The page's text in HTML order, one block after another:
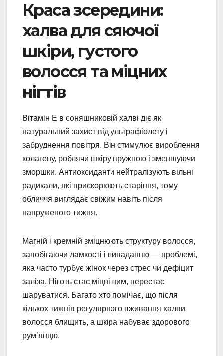
Краса зсередини:
халва для сяючої
шкіри, густого
волосся та міцних
нігтів
Вітамін Е в соняшниковій халві діє як
натуральний захист від ультрафіолету і
забруднення повітря. Він стимулює вироблення
колагену, роблячи шкіру пружною і зменшуючи
зморшки. Антиоксиданти нейтралізують вільні
радикали, які прискорюють старіння, тому
обличчя виглядає свіжим навіть після
напруженого тижня.
Магній і кремній зміцнюють структуру волосся,
запобігаючи ламкості і випаданню — проблемі,
яка часто турбує жінок через стрес чи дефіцит
заліза. Ніготь стає міцнішим, перестає
шаруватися. Багато хто помічає, що після
кількох тижнів регулярного вживання халви
волосся блищить, а шкіра набуває здорового
рум’янцю.